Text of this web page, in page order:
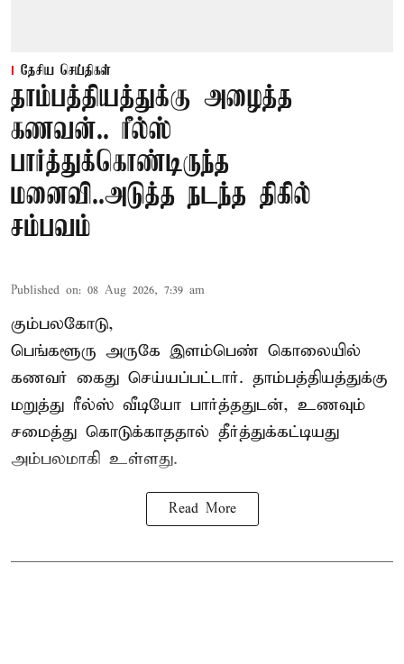
தேசிய செய்திகள்
தாம்பத்தியத்துக்கு அழைத்த
கணவன்.. ரீல்ஸ்
பார்த்துக்கொண்டிருந்த
மனைவி..அடுத்த நடந்த திகில்
சம்பவம்
Published on: 08 Aug 2026, 7:39 am
கும்பலகோடு,
பெங்களூரு அருகே இளம்பெண் கொலையில்
கணவர் கைது செய்யப்பட்டார். தாம்பத்தியத்துக்கு
மறுத்து ரீல்ஸ் வீடியோ பார்த்ததுடன், உணவும்
சமைத்து கொடுக்காததால் தீர்த்துக்கட்டியது
அம்பலமாகி உள்ளது.
Read More